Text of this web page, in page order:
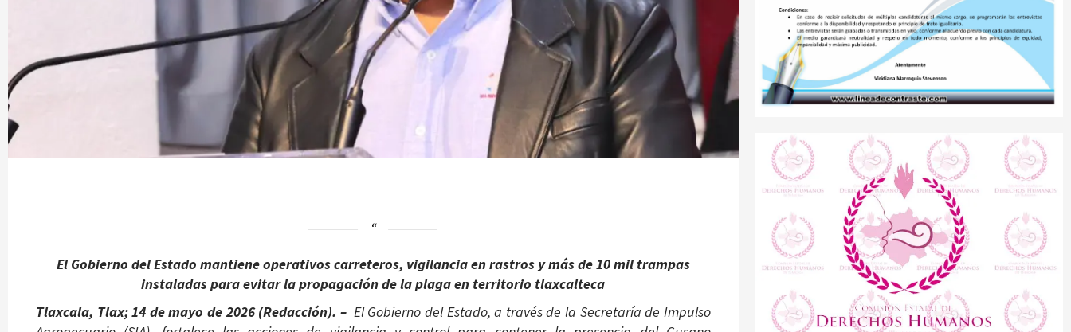
El Gobierno del Estado mantiene operativos carreteros, vigilancia en rastros y más de 10 mil trampas
instaladas para evitar la propagación de la plaga en territorio tlaxcalteca
Tlaxcala, Tlax; 14 de mayo de 2026 (Redacción). –El Gobierno del Estado, a través de la Secretaría de Impulso